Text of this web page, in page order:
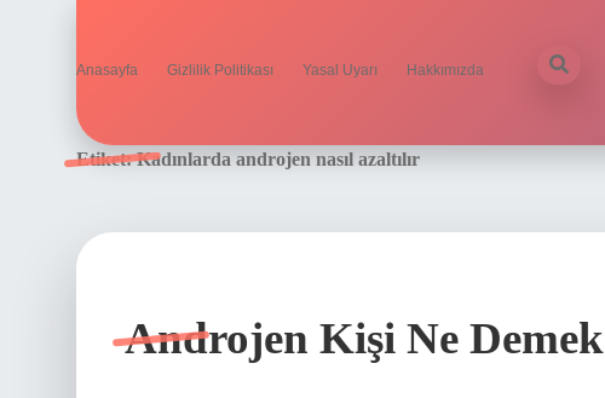
Anasayfa Gizlilik Politikası Yasal Uyarı Hakkımızda
Etiket:Kadınlarda androjen nasıl azaltılır
Androjen Kişi Ne Demek